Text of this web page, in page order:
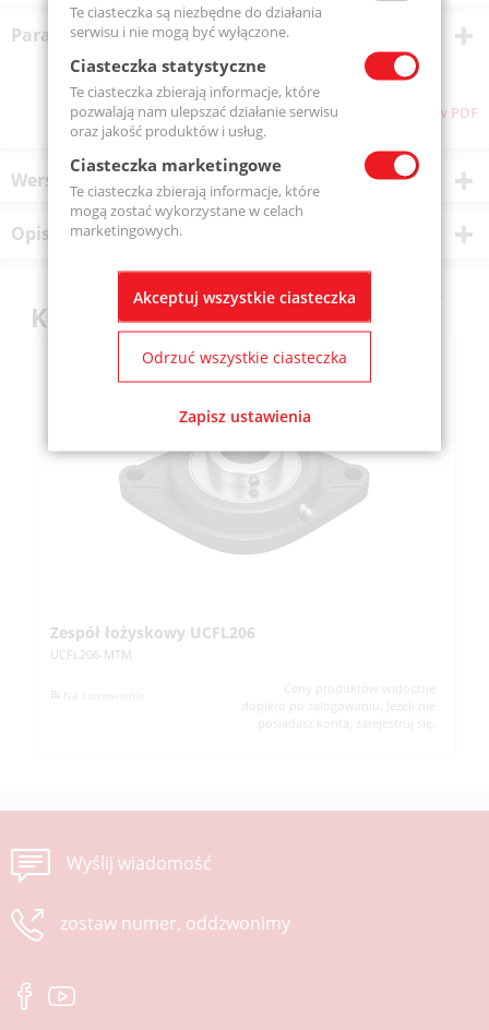
Parametry techniczne
Pobierz stronę w PDF
Wersje produktu
Opis produktu
Klienci kupili również
Zespół łożyskowy UCFL206
UCFL206-MTM
Ceny produktów widoczne
dopiero po zalogowaniu. Jeżeli nie
posiadasz konta, zarejestruj się.
Wyślij wiadomość
zostaw numer, oddzwonimy
Te ciasteczka są niezbędne do działania
serwisu i nie mogą być wyłączone.
Ciasteczka statystyczne
Te ciasteczka zbierają informacje, które
pozwalają nam ulepszać działanie serwisu
oraz jakość produktów i usług.
Ciasteczka marketingowe
Te ciasteczka zbierają informacje, które
mogą zostać wykorzystane w celach
marketingowych.
Akceptuj wszystkie ciasteczka
Odrzuć wszystkie ciasteczka
Zapisz ustawienia